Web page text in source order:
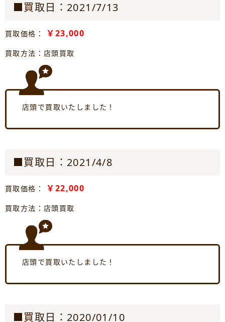
■買取日：2021/7/13
買取価格： ￥23,000
買取方法：店頭買取
店頭で買取いたしました！
■買取日：2021/4/8
買取価格： ￥22,000
買取方法：店頭買取
店頭で買取いたしました！
■買取日：2020/01/10